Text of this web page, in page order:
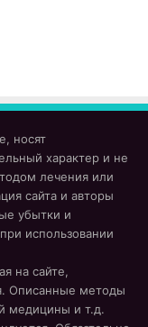
носят
характер и не
лечения или
сайта и авторы
убытки и
использовании
на сайте,
Описанные методы
медицины и т.д.